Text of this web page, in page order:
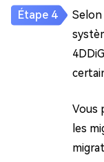
Selon
Vous
les